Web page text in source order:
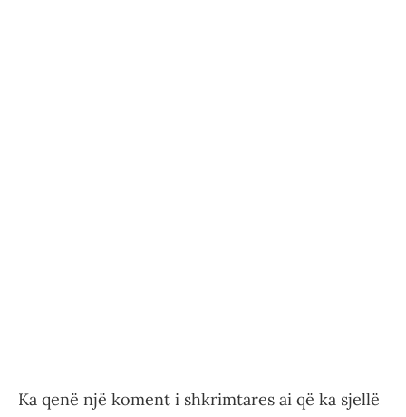
Ka qenë një koment i shkrimtares ai që ka sjellë